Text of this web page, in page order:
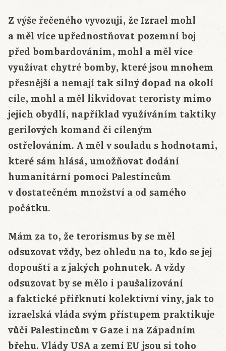
Z výše řečeného vyvozuji, že Izrael mohl
a měl více upřednostňovat pozemní boj
před bombardováním, mohl a měl více
využívat chytré bomby, které jsou mnohem
přesnější a nemají tak silný dopad na okolí
cíle, mohl a měl likvidovat teroristy mimo
jejich obydlí, například využíváním taktiky
gerilových komand či cíleným
ostřelováním. A měl v souladu s hodnotami,
které sám hlásá, umožňovat dodání
humanitární pomoci Palestincům
v dostatečném množství a od samého
počátku.
Mám za to, že terorismus by se měl
odsuzovat vždy, bez ohledu na to, kdo se jej
dopouští a z jakých pohnutek. A vždy
odsuzovat by se mělo i paušalizování
a faktické přiřknutí kolektivní viny, jak to
izraelská vláda svým přístupem praktikuje
vůči Palestincům v Gaze i na Západním
břehu. Vlády USA a zemí EU jsou si toho